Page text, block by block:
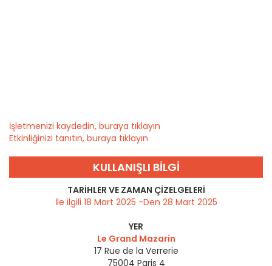
İşletmenizi kaydedin, buraya tıklayın
Etkinliğinizi tanıtın, buraya tıklayın
KULLANIŞLI BILGI
TARIHLER VE ZAMAN ÇIZELGELERI
İle ilgili 18 Mart 2025 -Den 28 Mart 2025
YER
Le Grand Mazarin
17 Rue de la Verrerie
75004 Paris 4